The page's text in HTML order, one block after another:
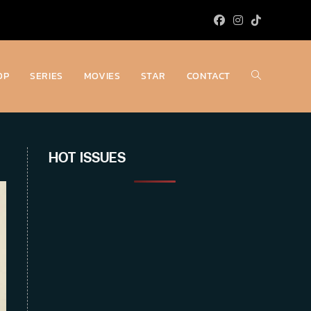
SERIES MOVIES STAR CONTACT Toggle
HOT ISSUES